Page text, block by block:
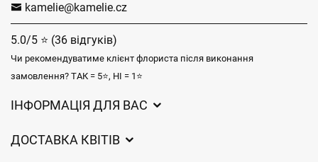
kamelie@kamelie.cz
5.0/5 ⭐ (36 відгуків)
Чи рекомендуватиме клієнт флориста після виконання
замовлення? ТАК = 5⭐, НІ = 1⭐
ІНФОРМАЦІЯ ДЛЯ ВАС
Захист персональних даних
ДОСТАВКА КВІТІВ